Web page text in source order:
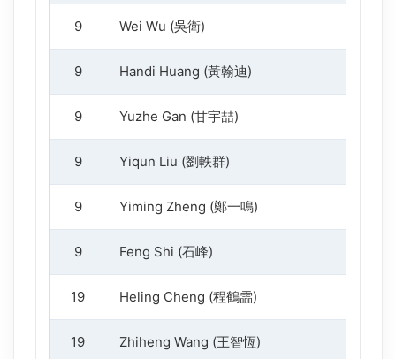
9 Wei Wu (吳衛)
9 Handi Huang (黃翰迪)
9 Yuzhe Gan (甘宇喆)
9 Yiqun Liu (劉軼群)
9 Yiming Zheng (鄭一鳴)
9 Feng Shi (石峰)
19 Heling Cheng (程鶴霝)
19 Zhiheng Wang (王智恆)